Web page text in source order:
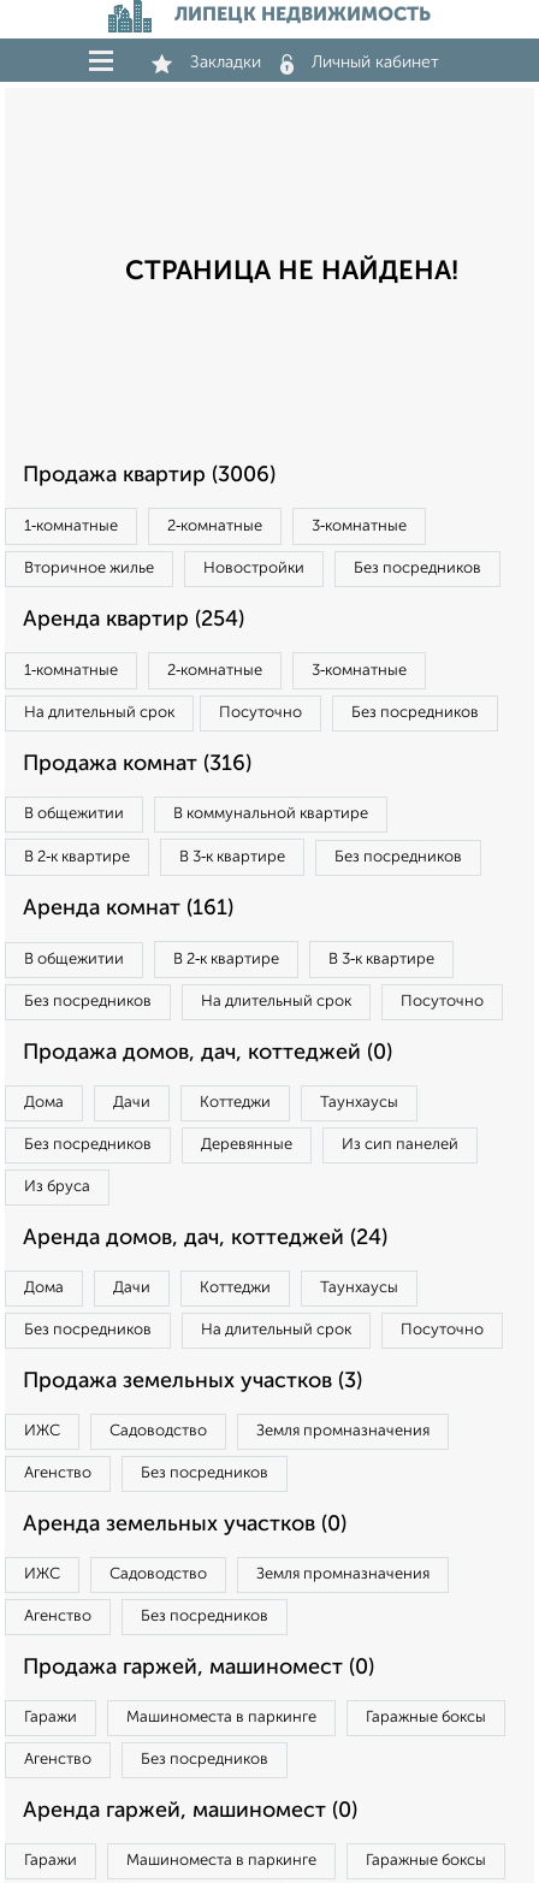
ЛИПЕЦК НЕДВИЖИМОСТЬ
Закладки Личный кабинет
СТРАНИЦА НЕ НАЙДЕНА!
Продажа квартир (3006)
1‑комнатные 2‑комнатные 3‑комнатные
Вторичное жилье Новостройки Без посредников
Аренда квартир (254)
1‑комнатные 2‑комнатные 3‑комнатные
На длительный срок Посуточно Без посредников
Продажа комнат (316)
В общежитии В коммунальной квартире
В 2‑к квартире В 3‑к квартире Без посредников
Аренда комнат (161)
В общежитии В 2‑к квартире В 3‑к квартире
Без посредников На длительный срок Посуточно
Продажа домов, дач, коттеджей (0)
Дома Дачи Коттеджи Таунхаусы
Без посредников Деревянные Из сип панелей
Из бруса
Аренда домов, дач, коттеджей (24)
Дома Дачи Коттеджи Таунхаусы
Без посредников На длительный срок Посуточно
Продажа земельных участков (3)
ИЖС Садоводство Земля промназначения
Агенство Без посредников
Аренда земельных участков (0)
ИЖС Садоводство Земля промназначения
Агенство Без посредников
Продажа гаржей, машиномест (0)
Гаражи Машиноместа в паркинге Гаражные боксы
Агенство Без посредников
Аренда гаржей, машиномест (0)
Гаражи Машиноместа в паркинге Гаражные боксы